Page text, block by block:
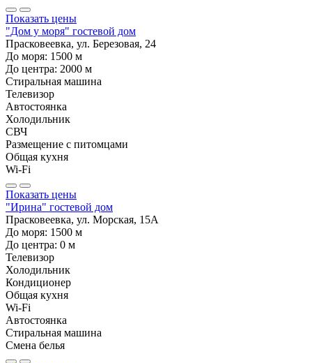
Показать цены
"Дом у моря" гостевой дом
Прасковеевка, ул. Березовая, 24
До моря: 1500 м
До центра: 2000 м
Стиральная машина
Телевизор
Автостоянка
Холодильник
СВЧ
Размещение с питомцами
Общая кухня
Wi-Fi
Показать цены
"Ирина" гостевой дом
Прасковеевка, ул. Морская, 15А
До моря: 1500 м
До центра: 0 м
Телевизор
Холодильник
Кондиционер
Общая кухня
Wi-Fi
Автостоянка
Стиральная машина
Смена белья